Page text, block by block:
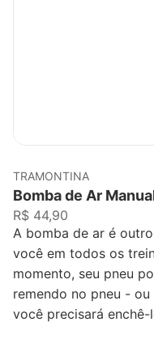
TRAMONTINA
Bomba de Ar
R$ 44,90
A bomba de ar é
você em todos os
momento, seu pneu
remendo no pneu -
você precisará enchê-